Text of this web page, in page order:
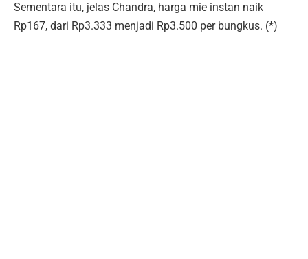
Sementara itu, jelas Chandra, harga mie instan naik
Rp167, dari Rp3.333 menjadi Rp3.500 per bungkus. (*)